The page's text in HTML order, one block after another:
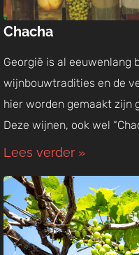
Chacha
Georgië is al eeuwenlang
wijnbouwtradities en de
hier worden gemaakt zijn
Deze wijnen, ook wel
Lees verder »